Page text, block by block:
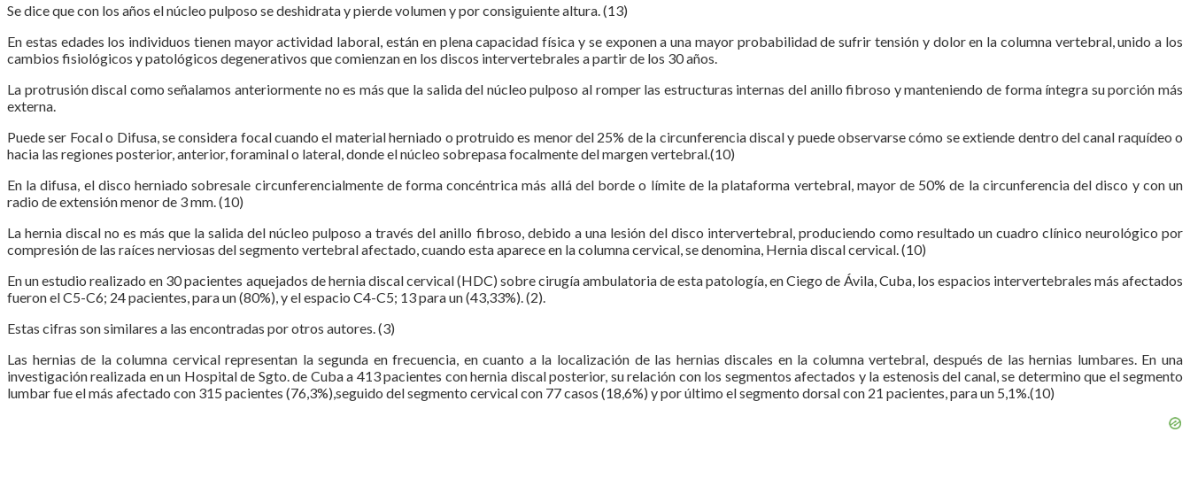
Se dice que con los años el núcleo pulposo se deshidrata y pierde volumen y por consiguiente altura. (13)
En estas edades los individuos tienen mayor actividad laboral, están en plena capacidad física y se exponen a una mayor probabilidad de sufrir tensión y dolor en la columna vertebral, unido a los
cambios fisiológicos y patológicos degenerativos que comienzan en los discos intervertebrales a partir de los 30 años.
La protrusión discal como señalamos anteriormente no es más que la salida del núcleo pulposo al romper las estructuras internas del anillo fibroso y manteniendo de forma íntegra su porción más
externa.
Puede ser Focal o Difusa, se considera focal cuando el material herniado o protruido es menor del 25% de la circunferencia discal y puede observarse cómo se extiende dentro del canal raquídeo o
hacia las regiones posterior, anterior, foraminal o lateral, donde el núcleo sobrepasa focalmente del margen vertebral.(10)
En la difusa, el disco herniado sobresale circunferencialmente de forma concéntrica más allá del borde o límite de la plataforma vertebral, mayor de 50% de la circunferencia del disco y con un
radio de extensión menor de 3 mm. (10)
La hernia discal no es más que la salida del núcleo pulposo a través del anillo fibroso, debido a una lesión del disco intervertebral, produciendo como resultado un cuadro clínico neurológico por
compresión de las raíces nerviosas del segmento vertebral afectado, cuando esta aparece en la columna cervical, se denomina, Hernia discal cervical. (10)
En un estudio realizado en 30 pacientes aquejados de hernia discal cervical (HDC) sobre cirugía ambulatoria de esta patología, en Ciego de Ávila, Cuba, los espacios intervertebrales más afectados
fueron el C5-C6; 24 pacientes, para un (80%), y el espacio C4-C5; 13 para un (43,33%). (2).
Estas cifras son similares a las encontradas por otros autores. (3)
Las hernias de la columna cervical representan la segunda en frecuencia, en cuanto a la localización de las hernias discales en la columna vertebral, después de las hernias lumbares. En una
investigación realizada en un Hospital de Sgto. de Cuba a 413 pacientes con hernia discal posterior, su relación con los segmentos afectados y la estenosis del canal, se determino que el segmento
lumbar fue el más afectado con 315 pacientes (76,3%),seguido del segmento cervical con 77 casos (18,6%) y por último el segmento dorsal con 21 pacientes, para un 5,1%.(10)